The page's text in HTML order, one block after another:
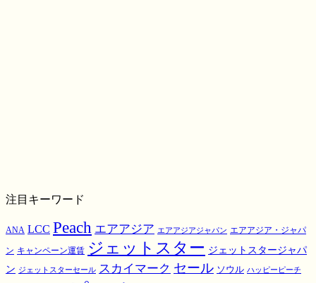
注目キーワード
ANA LCC Peach エアアジア エアアジアジャパン エアアジア・ジャパ
ン キャンペーン運賃 ジェットスター ジェットスタージャパ
ン ジェットスターセール スカイマーク セール ソウル ハッピーピーチ